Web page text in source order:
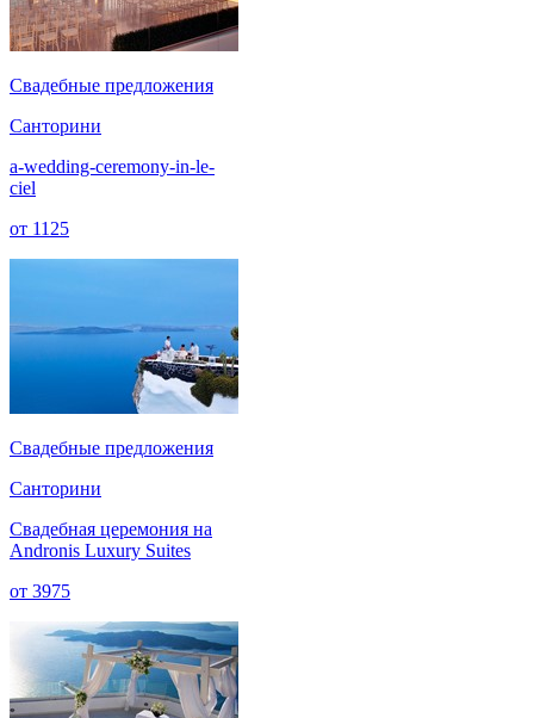
Cвадебные предложения
Санторини
a-wedding-ceremony-in-le-
ciel
от 1125
Cвадебные предложения
Санторини
Свадебная церемония на
Andronis Luxury Suites
от 3975